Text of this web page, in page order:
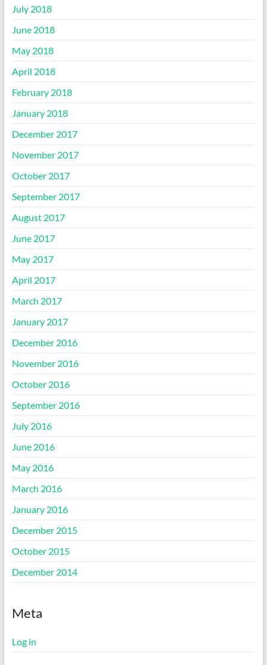
July 2018
June 2018
May 2018
April 2018
February 2018
January 2018
December 2017
November 2017
October 2017
September 2017
August 2017
June 2017
May 2017
April 2017
March 2017
January 2017
December 2016
November 2016
October 2016
September 2016
July 2016
June 2016
May 2016
March 2016
January 2016
December 2015
October 2015
December 2014
Meta
Log in